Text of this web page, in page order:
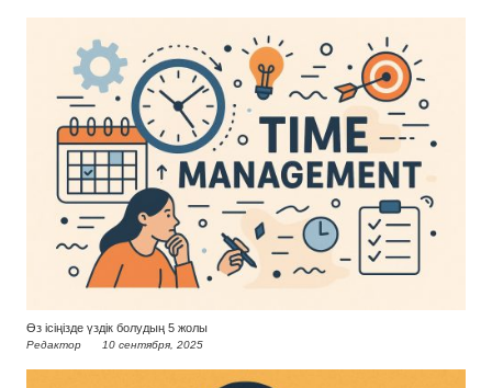
Өз ісіңізде үздік болудың 5 жолы
Редактор 10 сентября, 2025